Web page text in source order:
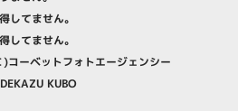
してません。
してません。
)コーベットフォトエージェンシー
KUBO